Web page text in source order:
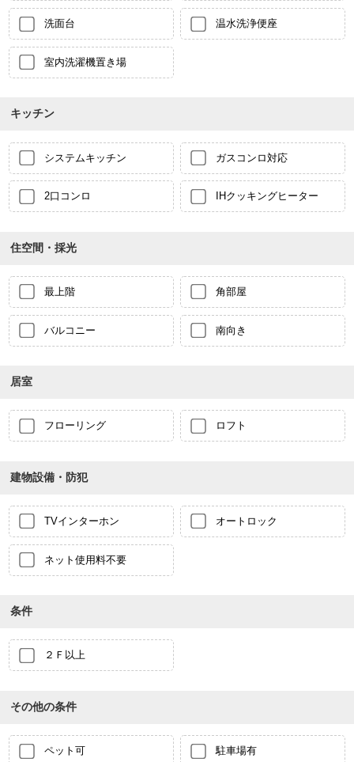
洗面台 温水洗浄便座
室内洗濯機置き場
キッチン
システムキッチン ガスコンロ対応
2口コンロ IHクッキングヒーター
住空間・採光
最上階 角部屋
バルコニー 南向き
居室
フローリング ロフト
建物設備・防犯
TVインターホン オートロック
ネット使用料不要
条件
２Ｆ以上
その他の条件
ペット可 駐車場有